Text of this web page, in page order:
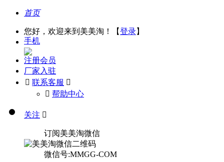
首页
您好，欢迎来到美美淘！【登录】
手机
注册会员
厂家入驻
 联系客服 
󰅃 帮助中心
关注 
订阅美美淘微信
微信号:MMGG-COM